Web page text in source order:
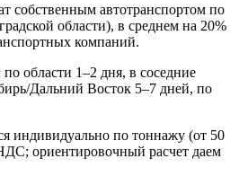
собственным автотранспортом по
области), в среднем на 20%
компаний.
области 1–2 дня, в соседние
Дальний Восток 5–7 дней, по
индивидуально по тоннажу (от 50
ориентировочный расчет даем